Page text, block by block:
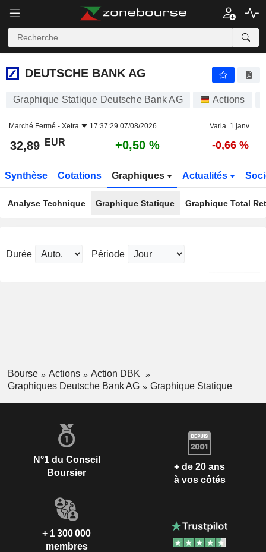
DEUTSCHE BANK AG
DEUTSCHE BANK AG
Graphique Statique Deutsche Bank AG Actions
Marché Fermé - Xetra 17:37:29 07/08/2026 Varia. 1 janv.
32,89 EUR +0,50 % -0,66 %
Synthèse Cotations Graphiques Actualités
Analyse Technique Graphique Statique Graphique Total
Durée Période
Bourse Actions
Action DBK
Graphiques Deutsche Bank AG
Graphique Statique
N°1 du Conseil
Boursier
+ de 20 ans
à vos côtés
+ 1 300 000
membres